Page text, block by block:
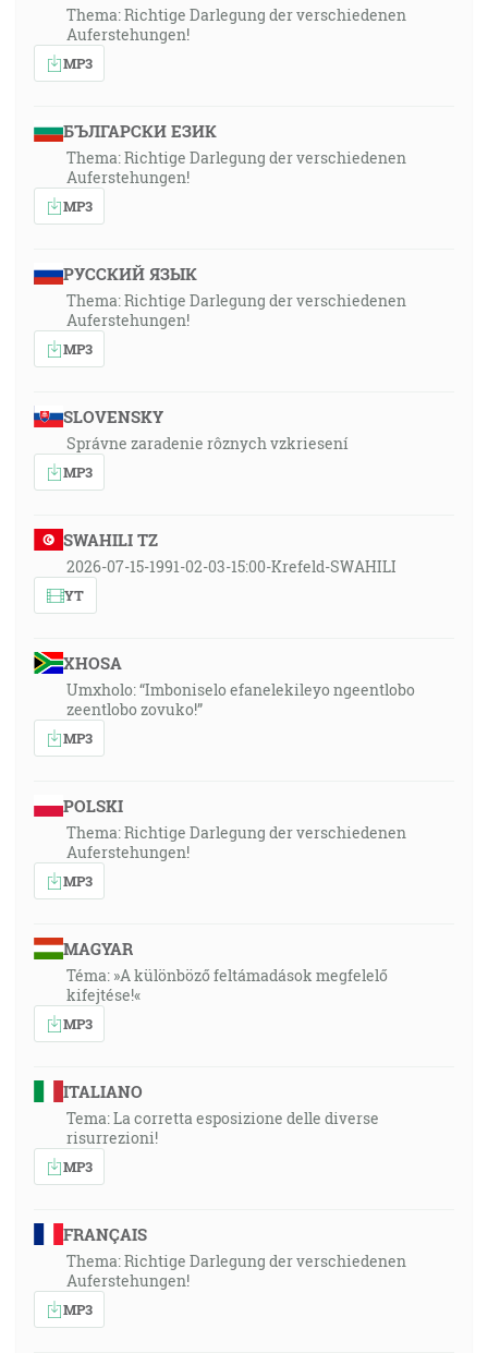
Thema: Richtige Darlegung der verschiedenen
Auferstehungen!
MP3
БЪЛГАРСКИ ЕЗИК
Thema: Richtige Darlegung der verschiedenen
Auferstehungen!
MP3
РУССКИЙ ЯЗЫК
Thema: Richtige Darlegung der verschiedenen
Auferstehungen!
MP3
SLOVENSKY
Správne zaradenie rôznych vzkriesení
MP3
SWAHILI TZ
2026-07-15-1991-02-03-15:00-Krefeld-SWAHILI
YT
XHOSA
Umxholo: “Imboniselo efanelekileyo ngeentlobo
zeentlobo zovuko!”
MP3
POLSKI
Thema: Richtige Darlegung der verschiedenen
Auferstehungen!
MP3
MAGYAR
Téma: »A különböző feltámadások megfelelő
kifejtése!«
MP3
ITALIANO
Tema: La corretta esposizione delle diverse
risurrezioni!
MP3
FRANÇAIS
Thema: Richtige Darlegung der verschiedenen
Auferstehungen!
MP3